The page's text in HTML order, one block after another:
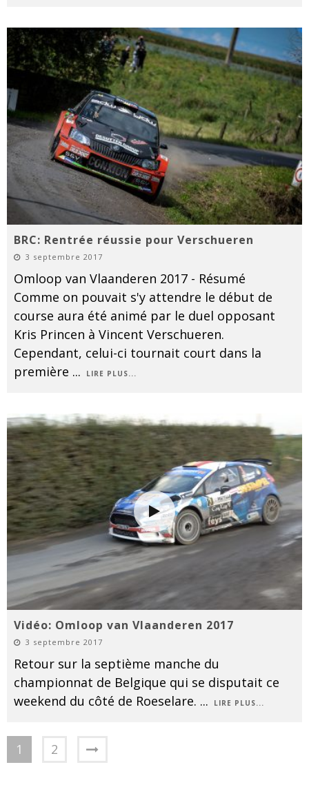
BRC: Rentrée réussie pour Verschueren
3 septembre 2017
Omloop van Vlaanderen 2017 - Résumé
Comme on pouvait s'y attendre le début de
course aura été animé par le duel opposant
Kris Princen à Vincent Verschueren.
Cependant, celui-ci tournait court dans la
première ... LIRE PLUS...
Vidéo: Omloop van Vlaanderen 2017
3 septembre 2017
Retour sur la septième manche du
championnat de Belgique qui se disputait ce
weekend du côté de Roeselare. ... LIRE PLUS...
1 2